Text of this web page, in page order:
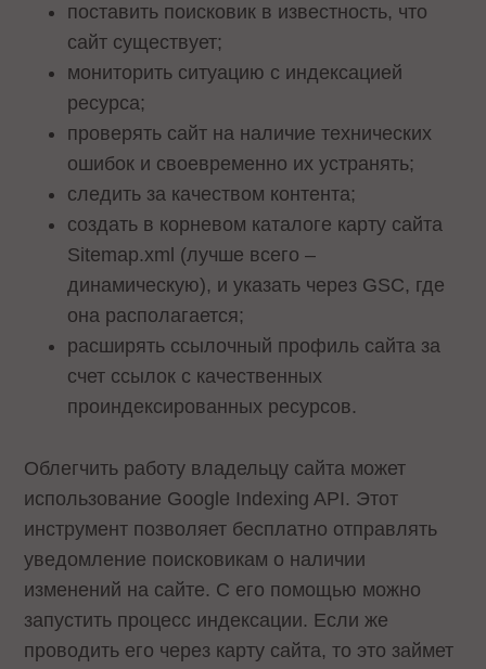
поставить поисковик в известность, что
сайт существует;
мониторить ситуацию с индексацией
ресурса;
проверять сайт на наличие технических
ошибок и своевременно их устранять;
следить за качеством контента;
создать в корневом каталоге карту сайта
Sitemap.xml (лучше всего –
динамическую), и указать через GSC, где
она располагается;
расширять ссылочный профиль сайта за
счет ссылок с качественных
проиндексированных ресурсов.
Облегчить работу владельцу сайта может
использование Google Indexing API. Этот
инструмент позволяет бесплатно отправлять
уведомление поисковикам о наличии
изменений на сайте. С его помощью можно
запустить процесс индексации. Если же
проводить его через карту сайта, то это займет